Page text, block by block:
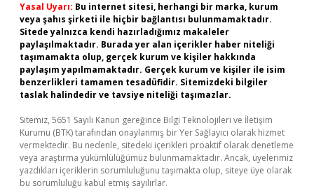
Yasal Uyarı: Bu internet sitesi, herhangi bir marka, kurum
veya şahıs şirketi ile hiçbir bağlantısı bulunmamaktadır.
Sitede yalnızca kendi hazırladığımız makaleler
paylaşılmaktadır. Burada yer alan içerikler haber niteliği
taşımamakta olup, gerçek kurum ve kişiler hakkında
paylaşım yapılmamaktadır. Gerçek kurum ve kişiler ile isim
benzerlikleri tamamen tesadüfidir. Sitemizdeki bilgiler
taslak halindedir ve tavsiye niteliği taşımazlar.
Sitemiz, 5651 Sayılı Kanun gereğince Bilgi Teknolojileri ve İletişim
Kurumu (BTK) tarafından onaylanmış bir Yer Sağlayıcı olarak hizmet
vermektedir. Bu nedenle, sitedeki içerikleri proaktif olarak denetleme
veya araştırma yükümlülüğümüz bulunmamaktadır. Ancak, üyelerimiz
yazdıkları içeriklerin sorumluluğunu taşımakta olup, siteye üye olarak
bu sorumluluğu kabul etmiş sayılırlar.